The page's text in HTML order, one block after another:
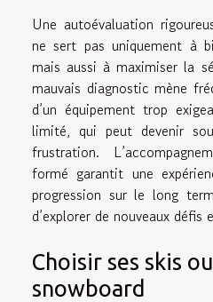
Une autoévaluation
ne sert pas uniquement à
mais aussi à maximiser la
mauvais diagnostic mène
d’un équipement trop
limité, qui peut devenir
frustration.
formé garantit une
progression sur le long
d’explorer de nouveaux
Choisir ses skis
snowboard